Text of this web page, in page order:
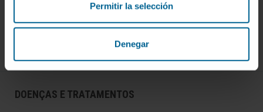
Permitir la selección
Denegar
ASSINAR
DOENÇAS E TRATAMENTOS